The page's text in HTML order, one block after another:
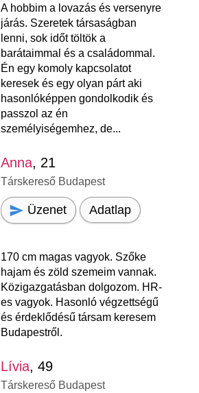
A hobbim a lovazás és versenyre
járás. Szeretek társaságban
lenni, sok időt töltök a
barátaimmal és a családommal.
Én egy komoly kapcsolatot
keresek és egy olyan párt aki
hasonlóképpen gondolkodik és
passzol az én
személyiségemhez, de...
Anna, 21
Társkereső Budapest
Üzenet Adatlap
170 cm magas vagyok. Szőke
hajam és zöld szemeim vannak.
Közigazgatásban dolgozom. HR-
es vagyok. Hasonló végzettségű
és érdeklődésű társam keresem
Budapestről.
Lívia, 49
Társkereső Budapest